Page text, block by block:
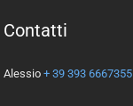
Contatti
Alessio + 39 393 6667355